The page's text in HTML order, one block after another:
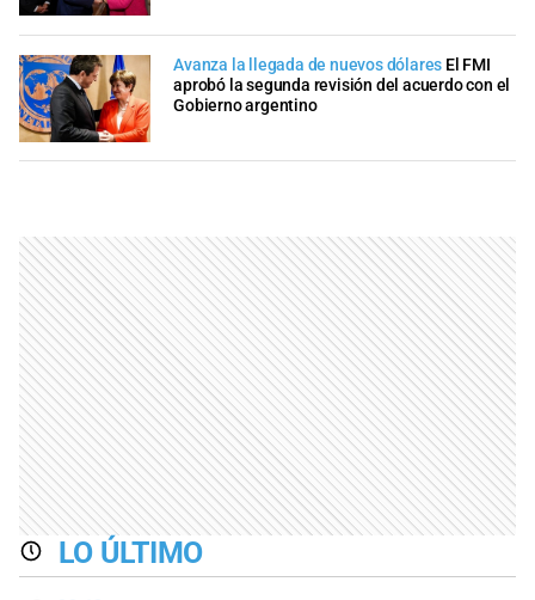
Avanza la llegada de nuevos dólares El FMI
aprobó la segunda revisión del acuerdo con el
Gobierno argentino
LO ÚLTIMO